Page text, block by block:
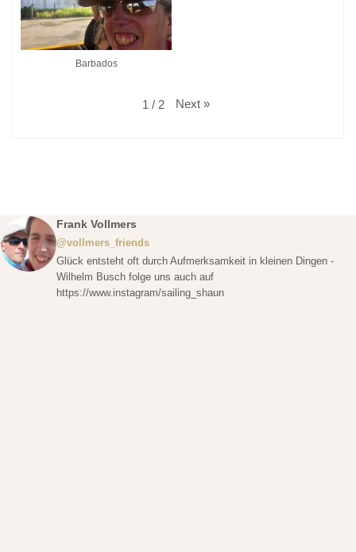
Barbados
1 / 2 Next »
Frank Vollmers
@vollmers_friends
Glück entsteht oft durch Aufmerksamkeit in kleinen Dingen -
Wilhelm Busch folge uns auch auf
https://www.instagram/sailing_shaun